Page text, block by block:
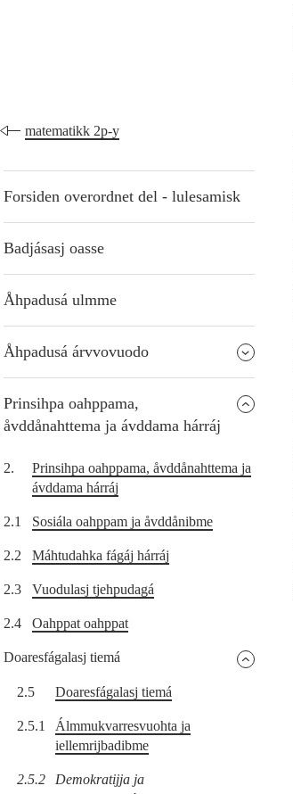
matematikk 2p-y
Forsiden overordnet del - lulesamisk
Badjásasj oasse
Åhpadusá ulmme
Åhpadusá árvvovuodo
Prinsihpa oahppama,
åvddånahttema ja ávddama hárráj
2.
Prinsihpa oahppama, åvddånahttema ja
ávddama hárráj
2.1 Sosiála oahppam ja åvddånibme
2.2 Máhtudahka fágáj hárráj
2.3 Vuodulasj tjehpudagá
2.4 Oahppat oahppat
Doaresfágalasj tiemá
2.5 Doaresfágalasj tiemá
2.5.1
Álmmukvarresvuohta ja
iellemrijbadibme
2.5.2
Demokratijja ja